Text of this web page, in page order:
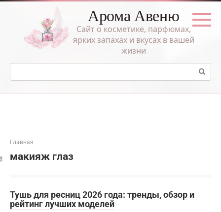
Перейти
Арома Авеню
Сайт о косметике, парфюмах,
ярких запахах и вкусах в вашей
жизни
Поиск:
Главная
макияж глаз
Тушь для ресниц 2026 года: тренды, обзор и
рейтинг лучших моделей